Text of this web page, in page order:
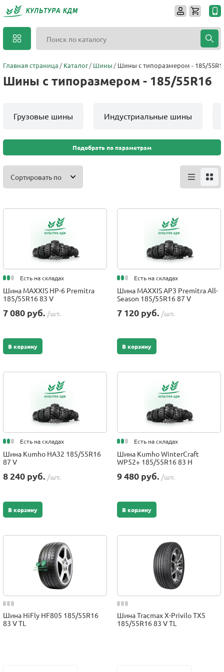
Главная страница Каталог Шины Шины с типоразмером - 185/
Шины с типоразмером - 185/55R16
Грузовые шины Индустриальные шины
Подобрать по параметрам
Сортировать по
Есть на складах
Шина MAXXIS HP-6 Premitra
185/55R16 83 V
7 080 руб. /шт.
В корзину
Есть на складах
Шина MAXXIS AP3 Premitra All-
Season 185/55R16 87 V
7 120 руб. /шт.
В корзину
Есть на складах
Шина Kumho HA32 185/55R16
87 V
8 240 руб. /шт.
В корзину
Есть на складах
Шина Kumho WinterCraft
WP52+ 185/55R16 83 H
9 480 руб. /шт.
В корзину
Шина HiFly HF805 185/55R16
83 V TL
Шина Tracmax X-Privilo TX5
185/55R16 83 V TL